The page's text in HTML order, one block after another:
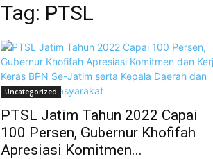
Tag: PTSL
Uncategorized
PTSL Jatim Tahun 2022 Capai
100 Persen, Gubernur Khofifah
Apresiasi Komitmen...